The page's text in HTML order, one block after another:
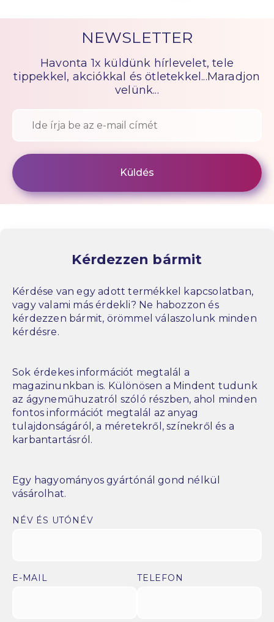
NEWSLETTER
Havonta 1x küldünk hírlevelet, tele
tippekkel, akciókkal és ötletekkel...Maradjon
velünk...
Kérdezzen bármit
Kérdése van egy adott termékkel kapcsolatban,
vagy valami más érdekli? Ne habozzon és
kérdezzen bármit, örömmel válaszolunk minden
kérdésre.
Sok érdekes információt megtalál a
magazinunkban is. Különösen a Mindent tudunk
az ágyneműhuzatról szóló részben, ahol minden
fontos információt megtalál az anyag
tulajdonságáról, a méretekről, színekről és a
karbantartásról.
Egy hagyományos gyártónál gond nélkül
vásárolhat.
NÉV ÉS UTÓNÉV
E-MAIL TELEFON